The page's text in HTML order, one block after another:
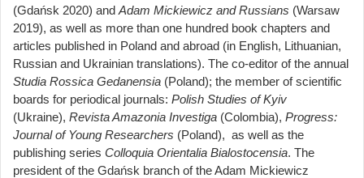
(Gdańsk 2020) and Adam Mickiewicz and Russians (Warsaw
2019), as well as more than one hundred book chapters and
articles published in Poland and abroad (in English, Lithuanian,
Russian and Ukrainian translations). The co-editor of the annual
Studia Rossica Gedanensia (Poland); the member of scientific
boards for periodical journals: Polish Studies of Kyiv
(Ukraine), Revista Amazonia Investiga (Colombia), Progress:
Journal of Young Researchers (Poland), as well as the
publishing series Colloquia Orientalia Bialostocensia. The
president of the Gdańsk branch of the Adam Mickiewicz